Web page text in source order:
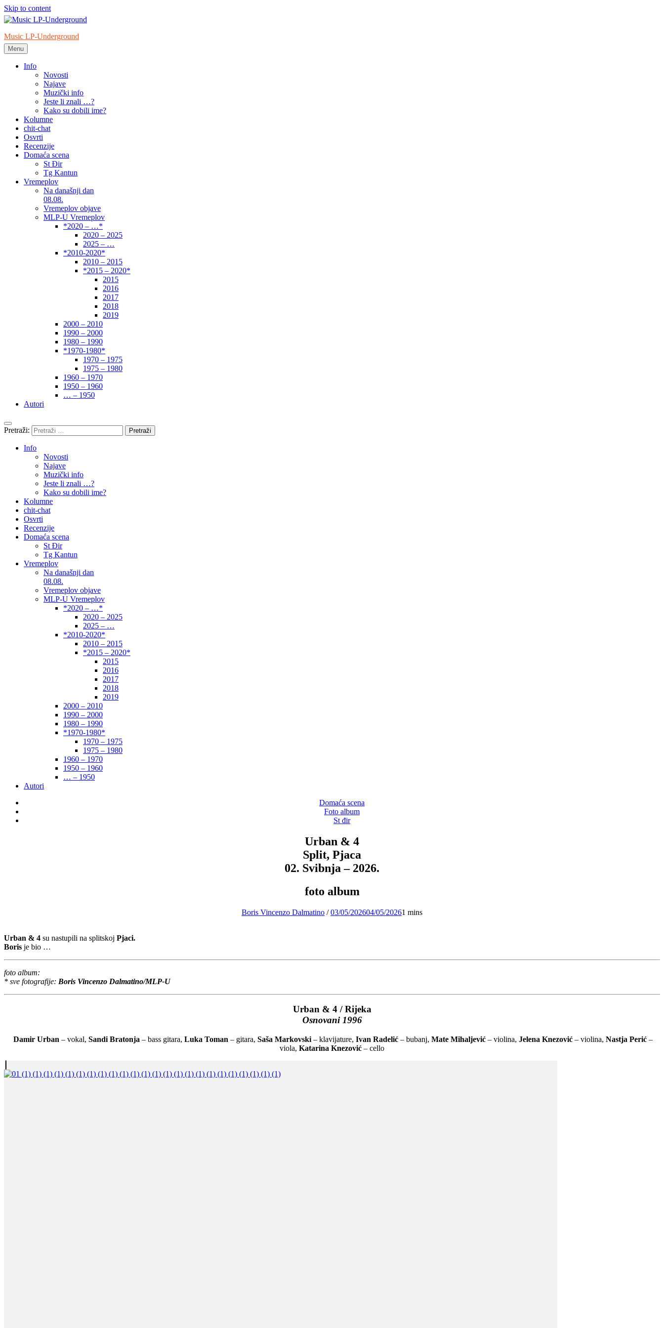
Skip to content
Music LP-Underground
samo muzika i …..
Menu
Info
Novosti
Najave
Muzički info
Jeste li znali …?
Kako su dobili ime?
Kolumne
chit-chat
Osvrti
Recenzije
Domaća scena
St Đir
Tg Kantun
Vremeplov
Na današnji dan
08.08.
Vremeplov objave
MLP-U Vremeplov
*2020 – …*
2020 – 2025
2025 – …
*2010-2020*
2010 – 2015
*2015 – 2020*
2015
2016
2017
2018
2019
2000 – 2010
1990 – 2000
1980 – 1990
*1970-1980*
1970 – 1975
1975 – 1980
1960 – 1970
1950 – 1960
… – 1950
Autori
Pretraži:
Info
Novosti
Najave
Muzički info
Jeste li znali …?
Kako su dobili ime?
Kolumne
chit-chat
Osvrti
Recenzije
Domaća scena
St Đir
Tg Kantun
Vremeplov
Na današnji dan
08.08.
Vremeplov objave
MLP-U Vremeplov
*2020 – …*
2020 – 2025
2025 – …
*2010-2020*
2010 – 2015
*2015 – 2020*
2015
2016
2017
2018
2019
2000 – 2010
1990 – 2000
1980 – 1990
*1970-1980*
1970 – 1975
1975 – 1980
1960 – 1970
1950 – 1960
… – 1950
Autori
Domaća scena
Foto album
St đir
Urban & 4
Split, Pjaca
02. Svibnja – 2026.
foto album
Boris Vincenzo Dalmatino /03/05/202604/05/20261 mins
Urban & 4 su nastupili na splitskoj Pjaci.
Boris je bio …
foto album:
* sve fotografije: Boris Vincenzo Dalmatino/MLP-U
Urban & 4 / Rijeka
Osnovani 1996
Damir Urban – vokal, Sandi Bratonja – bass gitara, Luka Toman – gitara, Saša Markovski – klavijature, Ivan Radelić – bubanj, Mate Mihaljević – violina, Jelena Knezović – violina, Nastja Perić –
viola, Katarina Knezović – cello